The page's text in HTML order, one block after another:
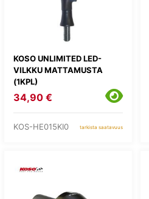
KOSO UNLIMITED LED-
VILKKU MATTAMUSTA
(1KPL)
34,90 €
KOS-HE015KI0 tarkista saatavuus